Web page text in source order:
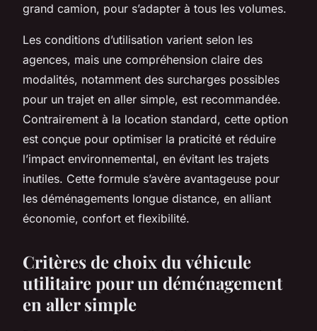
grand camion, pour s’adapter à tous les volumes.
Les conditions d’utilisation varient selon les
agences, mais une compréhension claire des
modalités, notamment des surcharges possibles
pour un trajet en aller simple, est recommandée.
Contrairement à la location standard, cette option
est conçue pour optimiser la praticité et réduire
l’impact environnemental, en évitant les trajets
inutiles. Cette formule s’avère avantageuse pour
les déménagements longue distance, en alliant
économie, confort et flexibilité.
Critères de choix du véhicule
utilitaire pour un déménagement
en aller simple